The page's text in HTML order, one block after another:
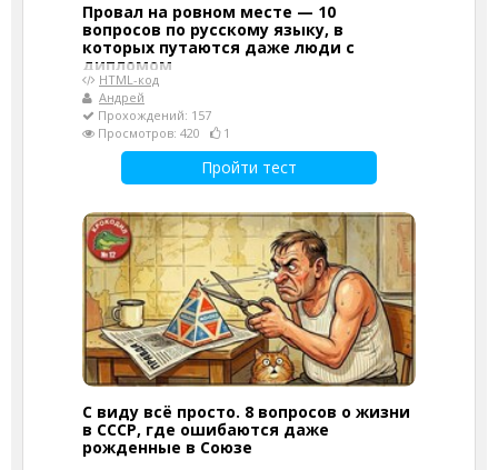
Провал на ровном месте — 10
вопросов по русскому языку, в
которых путаются даже люди с
дипломом
HTML-код
Андрей
Прохождений: 157
Просмотров: 420
1
Пройти тест
С виду всё просто. 8 вопросов о жизни
в СССР, где ошибаются даже
рожденные в Союзе